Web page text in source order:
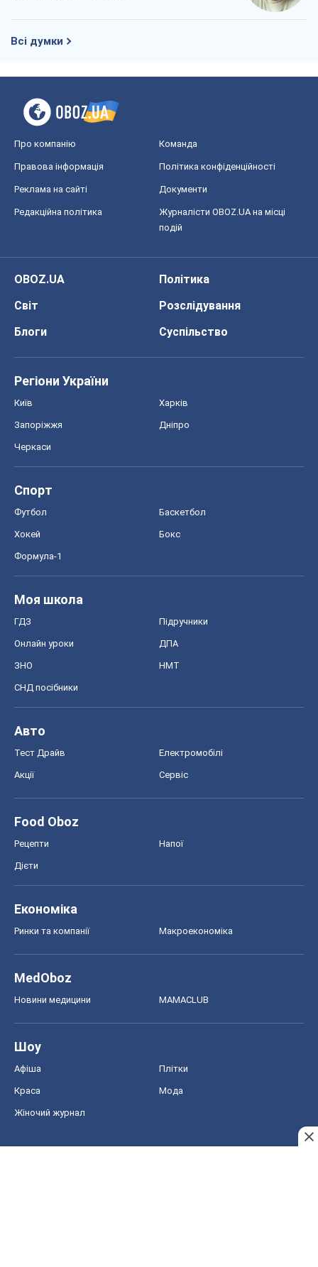
Всі думки
Про компанію Команда
Правова інформація Політика конфіденційності
Реклама на сайті Документи
Редакційна політика
Журналісти OBOZ.UA на місці
подій
OBOZ.UA
Політика
Світ
Розслідування
Блоги
Суспільство
Регіони України
Київ Харків
Запоріжжя Дніпро
Черкаси
Спорт
Футбол Баскетбол
Хокей Бокс
Формула-1
Моя школа
ГДЗ Підручники
Онлайн уроки ДПА
ЗНО НМТ
СНД посібники
Авто
Тест Драйв Електромобілі
Акції Сервіс
Food Oboz
Рецепти Напої
Дієти
Економіка
Ринки та компанії Макроекономіка
MedOboz
Новини медицини MAMACLUB
Шоу
Афіша Плітки
Краса Мода
Жіночий журнал